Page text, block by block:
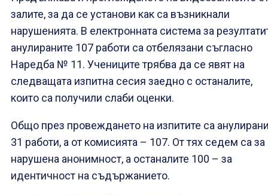
залите, за да се установи как са възникнали
нарушенията. В електронната система за
анулираните 107 работи са отбелязани съгласно
Наредба № 11. Учениците трябва да се явят на
следващата изпитна сесия заедно с останалите,
които са получили слаби оценки.
Общо през провеждането на изпитите са
31 работи, а от комисията – 107. От тях седем са за
нарушена анонимност, а останалите 100 – за
идентичност на съдържанието.